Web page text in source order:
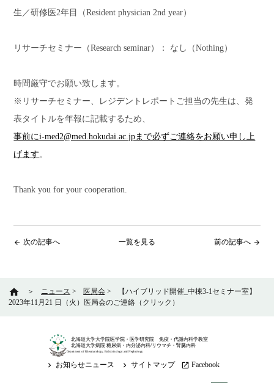
生／研修医2年目（Resident physician 2nd year）
リサーチセミナー（Research seminar）： なし（Nothing）
時間厳守でお願い致します。
※リサーチセミナー、レジデントレポートご担当の先生は、発
表タイトルを年報に記載するため、
事前にi-med2@med.hokudai.ac.jpまで必ずご連絡をお願い申し上
げます 。
Thank you for your cooperation.
arrow_back 次の記事へ 一覧を見る arrow_forward
前の記事へ
home ＞ ニュース > 医局会 >
【ハイブリッド開催_中棟3-1セミナー室】
2023年11月21 日（火）医局会のご連絡（クリック）
北海道大学大学院医学院・医学研究院 免疫・代謝内科学教室
北海道大学病院 糖尿病・内分泌内科/リウマチ・腎臓内科
Department of Rheumatology, Endocrinology and Nephrology
keyboard_arrow_right お知らせニュース keyboard_arrow_right サイトマップ launch Facebook